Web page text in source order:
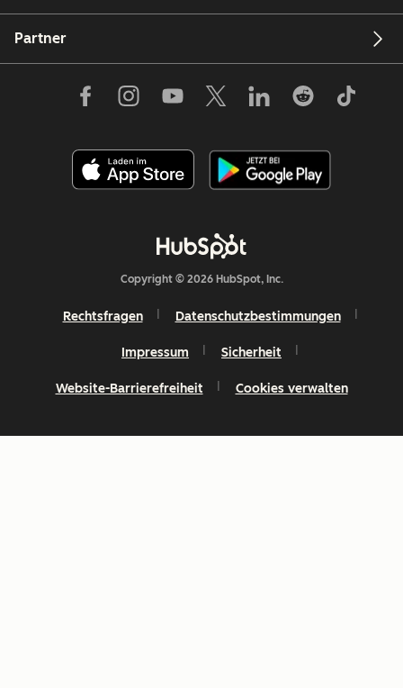
Partner
Copyright © 2026 HubSpot, Inc.
Rechtsfragen Datenschutzbestimmungen
Impressum Sicherheit
Website-Barrierefreiheit Cookies verwalten